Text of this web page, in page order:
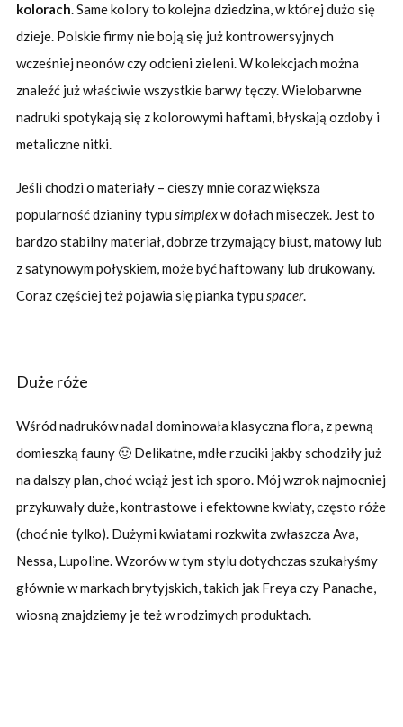
kolorach. Same kolory to kolejna dziedzina, w której dużo się
dzieje. Polskie firmy nie boją się już kontrowersyjnych
wcześniej neonów czy odcieni zieleni. W kolekcjach można
znaleźć już właściwie wszystkie barwy tęczy. Wielobarwne
nadruki spotykają się z kolorowymi haftami, błyskają ozdoby i
metaliczne nitki.
Jeśli chodzi o materiały – cieszy mnie coraz większa
popularność dzianiny typu simplexw dołach miseczek. Jest to
bardzo stabilny materiał, dobrze trzymający biust, matowy lub
z satynowym połyskiem, może być haftowany lub drukowany.
Coraz częściej też pojawia się pianka typu spacer.
Duże róże
Wśród nadruków nadal dominowała klasyczna flora, z pewną
domieszką fauny 🙂 Delikatne, mdłe rzuciki jakby schodziły już
na dalszy plan, choć wciąż jest ich sporo. Mój wzrok najmocniej
przykuwały duże, kontrastowe i efektowne kwiaty, często róże
(choć nie tylko). Dużymi kwiatami rozkwita zwłaszcza Ava,
Nessa, Lupoline. Wzorów w tym stylu dotychczas szukałyśmy
głównie w markach brytyjskich, takich jak Freya czy Panache,
wiosną znajdziemy je też w rodzimych produktach.